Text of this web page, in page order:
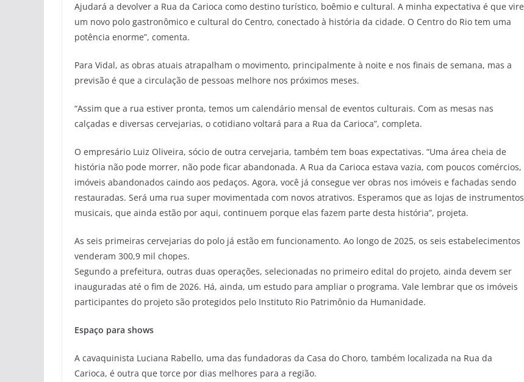
Ajudará a devolver a Rua da Carioca como destino turístico, boêmio e cultural. A minha expectativa é que vire
um novo polo gastronômico e cultural do Centro, conectado à história da cidade. O Centro do Rio tem uma
potência enorme”, comenta.
Para Vidal, as obras atuais atrapalham o movimento, principalmente à noite e nos finais de semana, mas a
previsão é que a circulação de pessoas melhore nos próximos meses.
“Assim que a rua estiver pronta, temos um calendário mensal de eventos culturais. Com as mesas nas
calçadas e diversas cervejarias, o cotidiano voltará para a Rua da Carioca”, completa.
O empresário Luiz Oliveira, sócio de outra cervejaria, também tem boas expectativas. “Uma área cheia de
história não pode morrer, não pode ficar abandonada. A Rua da Carioca estava vazia, com poucos comércios,
imóveis abandonados caindo aos pedaços. Agora, você já consegue ver obras nos imóveis e fachadas sendo
restauradas. Será uma rua super movimentada com novos atrativos. Esperamos que as lojas de instrumentos
musicais, que ainda estão por aqui, continuem porque elas fazem parte desta história”, projeta.
As seis primeiras cervejarias do polo já estão em funcionamento. Ao longo de 2025, os seis estabelecimentos
venderam 300,9 mil chopes.
Segundo a prefeitura, outras duas operações, selecionadas no primeiro edital do projeto, ainda devem ser
inauguradas até o fim de 2026. Há, ainda, um estudo para ampliar o programa. Vale lembrar que os imóveis
participantes do projeto são protegidos pelo Instituto Rio Patrimônio da Humanidade.
Espaço para shows
A cavaquinista Luciana Rabello, uma das fundadoras da Casa do Choro, também localizada na Rua da
Carioca, é outra que torce por dias melhores para a região.